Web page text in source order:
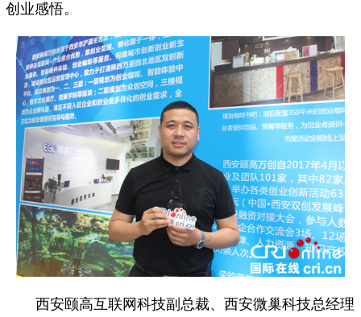
创业感悟。
西安颐高互联网科技副总裁、西安微巢科技总经理